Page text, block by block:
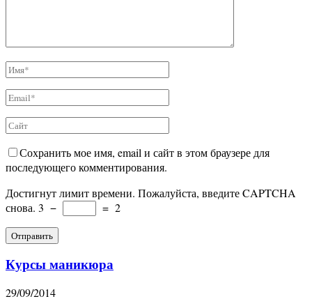
Сохранить мое имя, email и сайт в этом браузере для
последующего комментирования.
Достигнут лимит времени. Пожалуйста, введите CAPTCHA
снова. 3 − = 2
Курсы маникюра
29/09/2014